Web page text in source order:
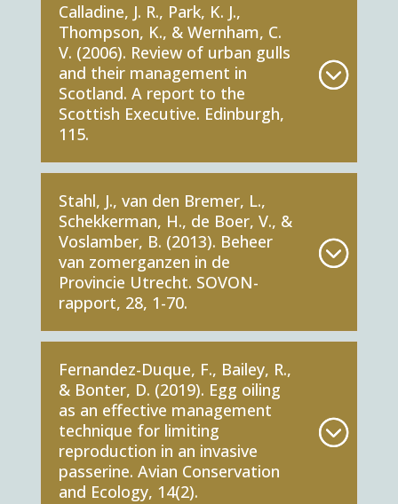
Calladine, J. R., Park, K. J.,
Thompson, K., & Wernham, C.
V. (2006). Review of urban gulls
and their management in
Scotland. A report to the
Scottish Executive. Edinburgh,
115.
Stahl, J., van den Bremer, L.,
Schekkerman, H., de Boer, V., &
Voslamber, B. (2013). Beheer
van zomerganzen in de
Provincie Utrecht. SOVON-
rapport, 28, 1-70.
Fernandez-Duque, F., Bailey, R.,
& Bonter, D. (2019). Egg oiling
as an effective management
technique for limiting
reproduction in an invasive
passerine. Avian Conservation
and Ecology, 14(2).